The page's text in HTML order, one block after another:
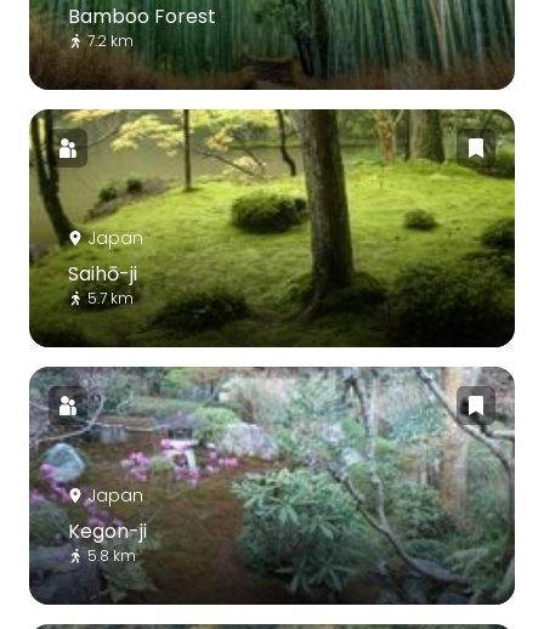
Bamboo Forest
7.2 km
Japan
Saihō-ji
5.7 km
Japan
Kegon-ji
5.8 km